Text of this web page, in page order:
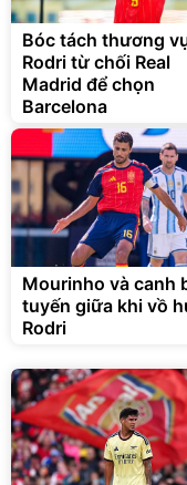
Bóc tách thương
Rodri từ chối Real
Madrid để chọn
Barcelona
Mourinho và canh
tuyến giữa khi vồ
Rodri